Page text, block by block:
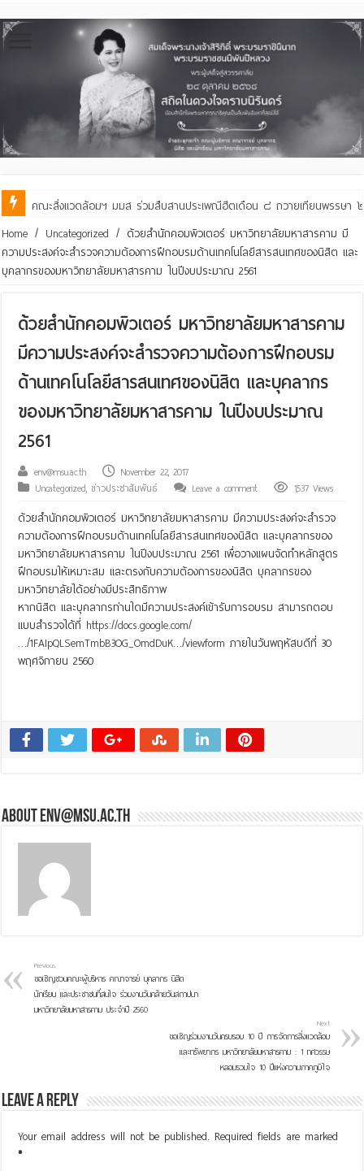
คณะสิ่งแวดล้อมฯ มมส ร่วมสืบสานประเพณีฮีตเดือน ๘ ถวายเทียนพรรษา ๒
Home / Uncategorized / ด้วยสำนักคอมพิวเตอร์ มหาวิทยาลัยมหาสารคาม มี
ความประสงค์จะสำรวจความต้องการฝึกอบรมด้านเทคโนโลยีสารสนเทศของนิสิต และ
บุคลากรของมหาวิทยาลัยมหาสารคาม ในปีงบประมาณ 2561
ด้วยสำนักคอมพิวเตอร์ มหาวิทยาลัยมหาสารคาม
มีความประสงค์จะสำรวจความต้องการฝึกอบรม
ด้านเทคโนโลยีสารสนเทศของนิสิต และบุคลากร
ของมหาวิทยาลัยมหาสารคาม ในปีงบประมาณ
2561
env@msu.ac.th
November 22, 2017
Uncategorized,ข่าวประชาสัมพันธ์ Leave a comment 1,537 Views
ด้วยสำนักคอมพิวเตอร์ มหาวิทยาลัยมหาสารคาม มีความประสงค์จะสำรวจ
ความต้องการฝึกอบรมด้านเทคโนโลยีสารสนเทศของนิสิต และบุคลากรของ
มหาวิทยาลัยมหาสารคาม ในปีงบประมาณ 2561 เพื่อวางแผนจัดทำหลักสูตร
ฝึกอบรมให้เหมาะสม และตรงกับความต้องการของนิสิต บุคลากรของ
มหาวิทยาลัยได้อย่างมีประสิทธิภาพ
หากนิสิต และบุคลากรท่านใดมีความประสงค์เข้ารับการอบรม สามารถตอบ
แบบสำรวจได้ที่ https://docs.google.com/
…/1FAIpQLSemTmbB3OG_OmdDuK…/viewform ภายในวันพฤหัสบดีที่ 30
พฤศจิกายน 2560
About env@msu.ac.th
Previous
ขอเชิญชวนคณะผู้บริหาร คณาจารย์ บุคลากร นิสิต
นักเรียน และประชาชนที่สนใจ ร่วมงานวันคล้ายวันสถาปนา
มหาวิทยาลัยมหาสารคาม ประจำปี 2560
Next
ขอเชิญร่วมงานวันครบรอบ 10 ปี การจัดการสิ่งแวดล้อม
และทรัพยากร มหาวิทยาลัยมหาสารคาม : 1 ทศวรรษ
หลอมรวมใจ 10 ปีแห่งความภาคภูมิใจ
Leave a Reply
Your email address will not be published. Required fields are marked
*